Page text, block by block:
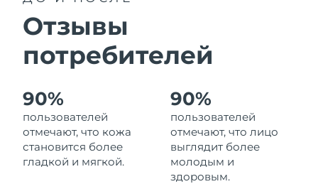
Отзывы
потребителей
90%
пользователей
отмечают, что кожа
становится более
гладкой и мягкой.
90%
пользователей
отмечают, что лицо
выглядит более
молодым и
здоровым.
Израиль
Япония
Ожидаемая дата доставки
8/14/26
Джерси
Ожидаемая дата доставки